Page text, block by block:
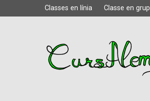
Classes en línia Classe en grup